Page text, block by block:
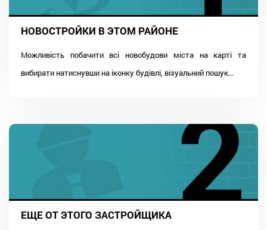
НОВОСТРОЙКИ В ЭТОМ РАЙОНЕ
Можливість побачити всі новобудови міста на карті та
вибирати натиснувши на іконку будівлі, візуальний пошук...
ЕЩЕ ОТ ЭТОГО ЗАСТРОЙЩИКА